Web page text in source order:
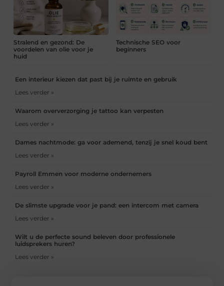
Stralend en gezond: De
voordelen van olie voor je
huid
Technische SEO voor
beginners
Een interieur kiezen dat past bij je ruimte en gebruik
Lees verder »
Waarom oververzorging je tattoo kan verpesten
Lees verder »
Dames nachtmode: ga voor ademend, tenzij je snel koud bent
Lees verder »
Payroll Emmen voor moderne ondernemers
Lees verder »
De slimste upgrade voor je pand: een intercom met camera
Lees verder »
Wilt u de perfecte sound beleven door professionele
luidsprekers huren?
Lees verder »